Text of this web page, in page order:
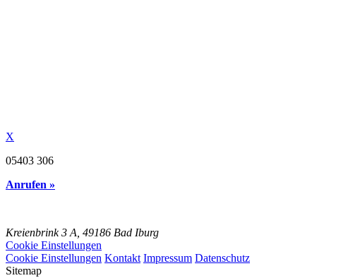
X
05403 306
Anrufen »
Kreienbrink 3 A, 49186 Bad Iburg
Cookie Einstellungen
Cookie Einstellungen Kontakt Impressum Datenschutz
Sitemap